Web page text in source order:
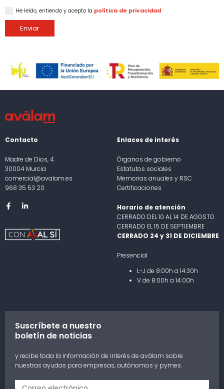
He leído, entiendo y acepto la política de privacidad
Enviar
Contacto
Madre de Dios, 4
30004 Murcia
comercial@avalam.es
968 35 53 20
Enlaces de interés
Órganos de gobierno
Estatutos sociales
Memorias anuales y RSC
Certificaciones
Horario de atención
CERRADO DEL 10 AL 14 DE AGOSTO
CERRADO EL 15 DE SEPTIEMBRE
CERRADO 24 y 31 DE DICIEMBRE
Presencial
L-J de 8:00h a 14:30h
V de 8:00h a 14:00h
Suscríbete a nuestro
boletín de noticias
y recibe toda la información de interés de aválam sobre
nuestras ayudas para empresas, autónomos y pymes.